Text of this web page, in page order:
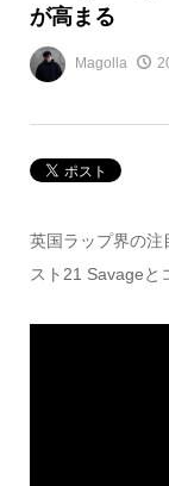
が高まる
Magolla
英国ラップ界の注
スト21 Savageと